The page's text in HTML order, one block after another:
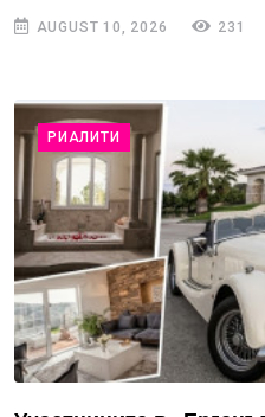
AUGUST 10, 2026 231
РИАЛИТИ